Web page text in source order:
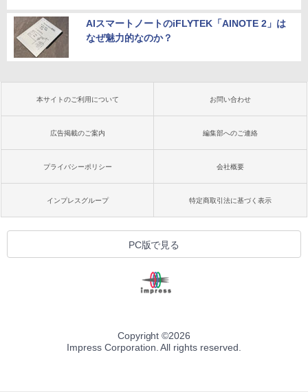
AIスマートノートのiFLYTEK「AINOTE 2」は
なぜ魅力的なのか？
本サイトのご利用について お問い合わせ
広告掲載のご案内 編集部へのご連絡
プライバシーポリシー 会社概要
インプレスグループ 特定商取引法に基づく表示
PC版で見る
Copyright ©2026
Impress Corporation. All rights reserved.